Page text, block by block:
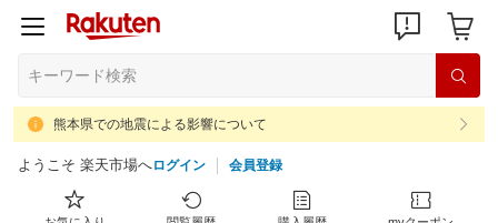
熊本県での地震による影響について
ようこそ 楽天市場へログイン 会員登録